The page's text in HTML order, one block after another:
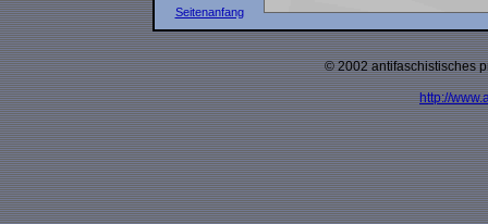
Seitenanfang
© 2002 antifaschistisches
http://